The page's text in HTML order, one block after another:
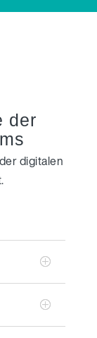
der
digitalen